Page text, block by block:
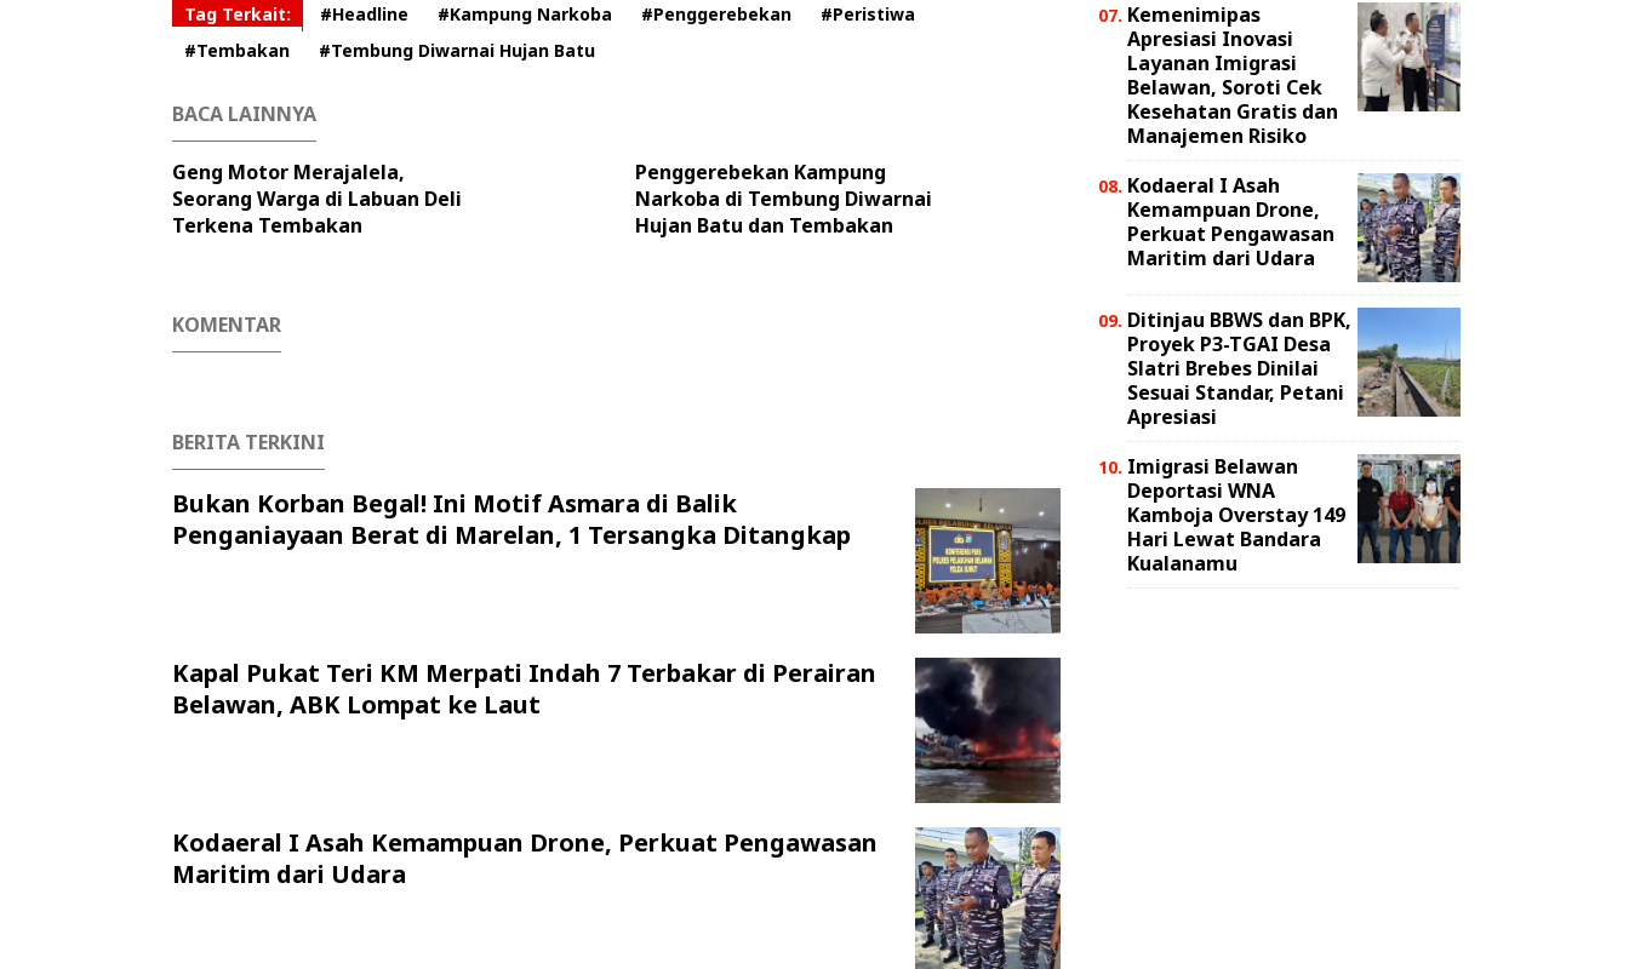
Tag Terkait: #Headline #Kampung Narkoba #Penggerebekan
#Peristiwa
#Tembakan
#Tembung Diwarnai Hujan Batu
BACA LAINNYA
Geng Motor Merajalela,
Seorang Warga di Labuan Deli
Terkena Tembakan
Penggerebekan Kampung
Narkoba di Tembung Diwarnai
Hujan Batu dan Tembakan
KOMENTAR
BERITA TERKINI
Bukan Korban Begal! Ini Motif Asmara di Balik
Penganiayaan Berat di Marelan, 1 Tersangka Ditangkap
Kapal Pukat Teri KM Merpati Indah 7 Terbakar di Perairan
Belawan, ABK Lompat ke Laut
Kodaeral I Asah Kemampuan Drone, Perkuat Pengawasan
Maritim dari Udara
Kemenimipas
Apresiasi Inovasi
Layanan Imigrasi
Belawan, Soroti Cek
Kesehatan Gratis dan
Manajemen Risiko
Kodaeral I Asah
Kemampuan Drone,
Perkuat Pengawasan
Maritim dari Udara
Ditinjau BBWS dan BPK,
Proyek P3-TGAI Desa
Slatri Brebes Dinilai
Sesuai Standar, Petani
Apresiasi
Imigrasi Belawan
Deportasi WNA
Kamboja Overstay 149
Hari Lewat Bandara
Kualanamu